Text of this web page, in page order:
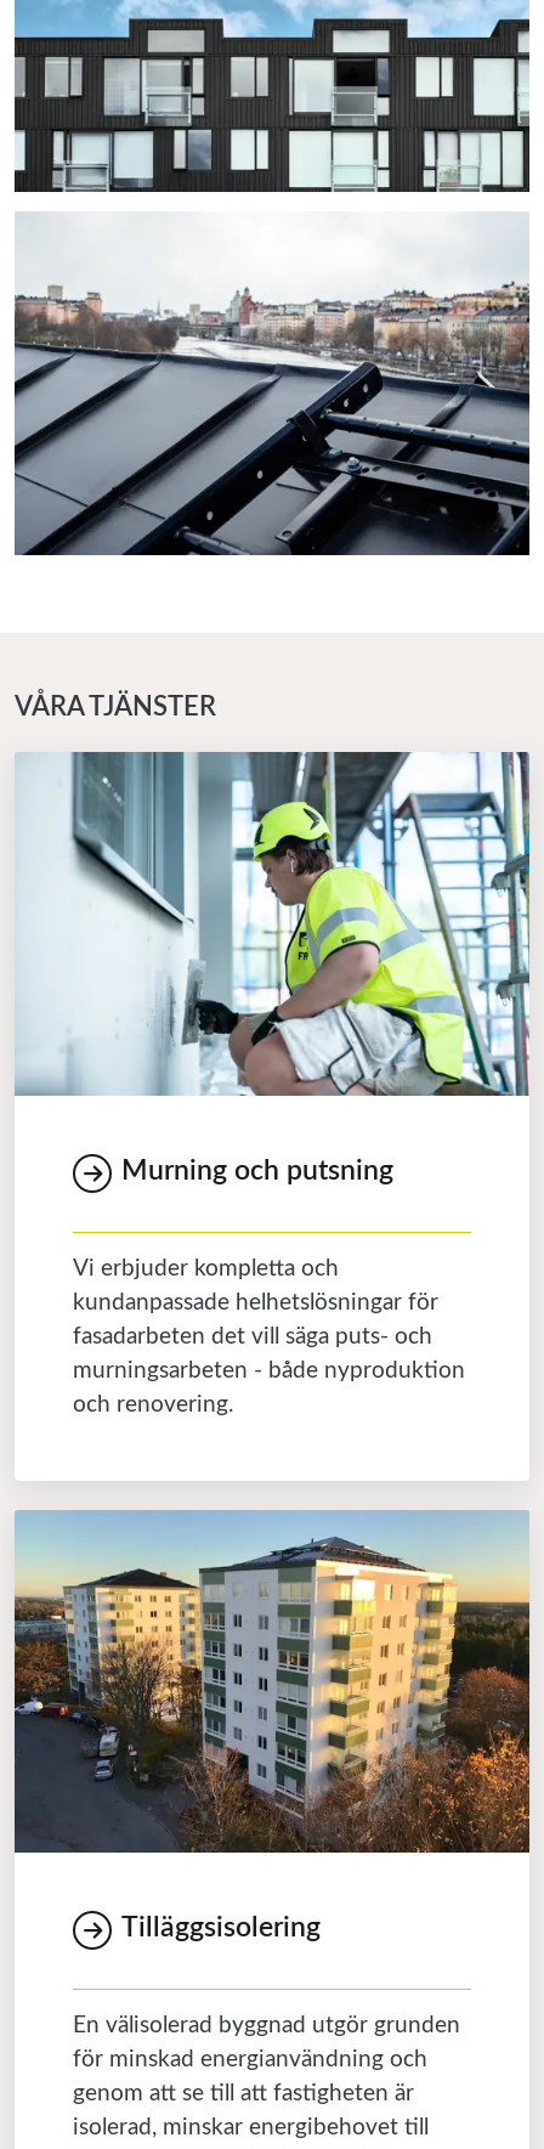
VÅRA TJÄNSTER
Murning och putsning
Vi erbjuder kompletta och
kundanpassade helhetslösningar för
fasadarbeten det vill säga puts- och
murningsarbeten - både nyproduktion
och renovering.
Tilläggsisolering
En välisolerad byggnad utgör grunden
för minskad energianvändning och
genom att se till att fastigheten är
isolerad, minskar energibehovet till